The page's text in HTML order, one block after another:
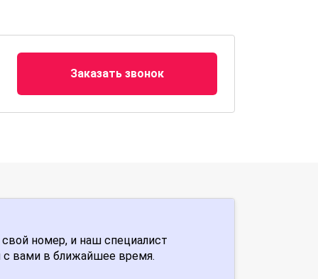
Заказать звонок
номер, и наш специалист
с вами в ближайшее время.